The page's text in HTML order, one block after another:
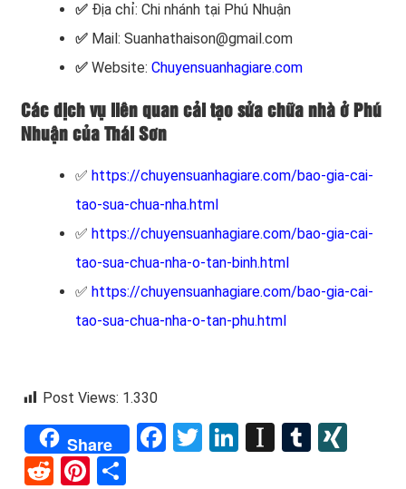
✅ Địa chỉ: Chi nhánh tại Phú Nhuận
✅ Mail: Suanhathaison@gmail.com
✅ Website: Chuyensuanhagiare.com
Các dịch vụ liên quan cải tạo sửa chữa nhà ở Phú
Nhuận của Thái Sơn
✅ https://chuyensuanhagiare.com/bao-gia-cai-
tao-sua-chua-nha.html
✅ https://chuyensuanhagiare.com/bao-gia-cai-
tao-sua-chua-nha-o-tan-binh.html
✅ https://chuyensuanhagiare.com/bao-gia-cai-
tao-sua-chua-nha-o-tan-phu.html
Post Views: 1.330
Share Facebook
Twitter
LinkedInTumblr
RedditPinterest